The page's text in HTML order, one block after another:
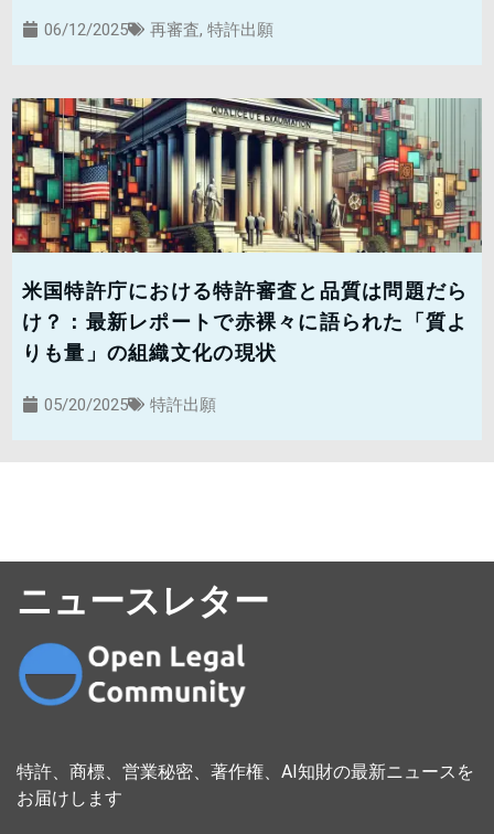
06/12/2025 再審査, 特許出願
米国特許庁における特許審査と品質は問題だら
け？：最新レポートで赤裸々に語られた「質よ
りも量」の組織文化の現状
05/20/2025 特許出願
ニュースレター
特許、商標、営業秘密、著作権、AI知財の最新ニュースを
お届けします